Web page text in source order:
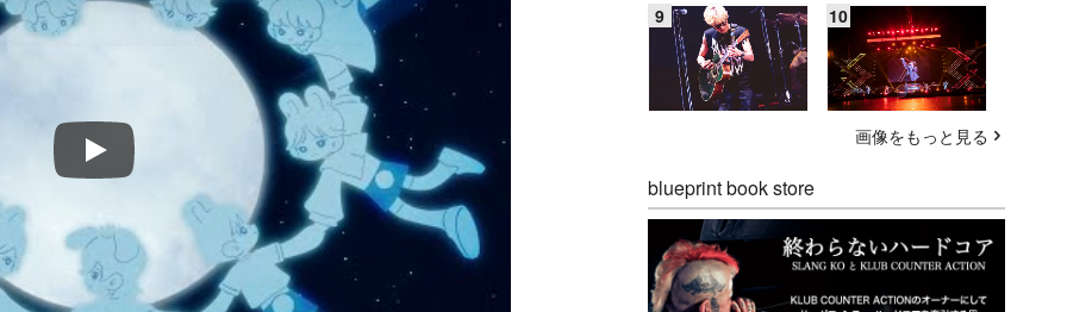
画像をもっと見る
blueprint book store